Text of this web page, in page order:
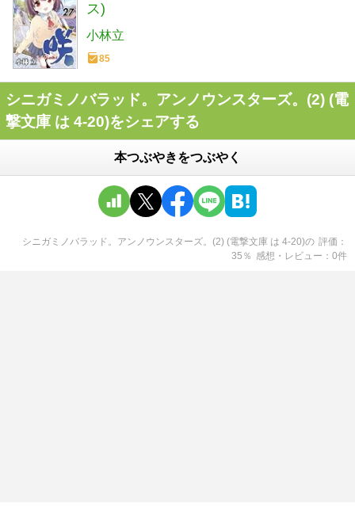
ス)
小林立
85
シニガミノバラッド。アンノウンスターズ。(2) (電
撃文庫 は 4-20)をシェアする
本つぶやきをつぶやく
シニガミノバラッド。アンノウンスターズ。(2) (電撃文庫 は 4-20)の 評価
35 ％ 感想・レビュー 0件